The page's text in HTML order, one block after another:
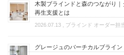
木製ブラインドと森のつながり
再生支援とは
2026.07.13 , ブラインド オーダー担
グレージュのバーチカルブライ